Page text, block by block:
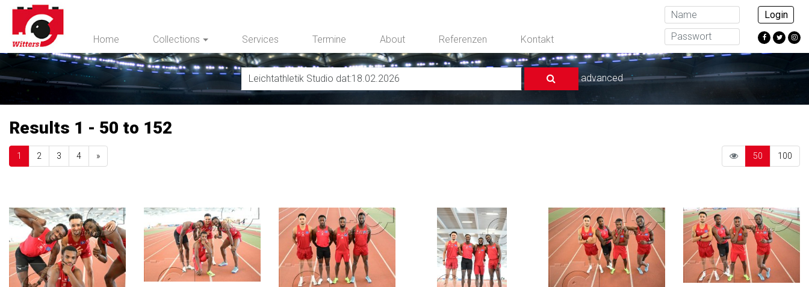
Home Collections Services Termine About Referenzen Kontakt
Login
advanced
Results 1 - 50 to 152
1 2 3 4 »Next 50 100